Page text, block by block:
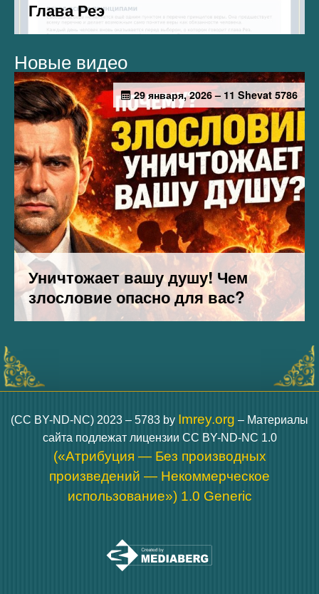
Новые видео
(CC BY-ND-NC) 2023 – 5783 by Imrey.org – Материалы
сайта подлежат лицензии CC BY-ND-NC 1.0
(«Атрибуция — Без производных
произведений — Некоммерческое
использование») 1.0 Generic